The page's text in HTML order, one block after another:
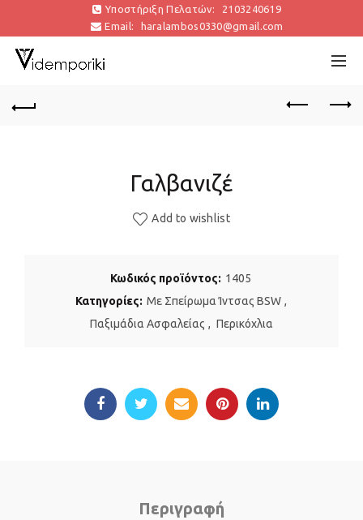
Υποστήριξη Πελατών:
2103240619
Email:
haralambos0330@gmail.com
Γαλβανιζέ
Add to wishlist
Κωδικός προϊόντος: 1405
Κατηγορίες: Με Σπείρωμα Ίντσας BSW ,
Παξιμάδια Aσφαλείας , Περικόχλια
Περιγραφή